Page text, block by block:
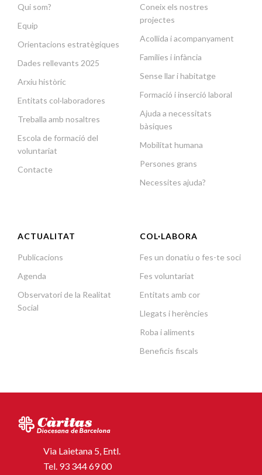
Qui som?
Equip
Orientacions estratègiques
Dades rellevants 2025
Arxiu històric
Entitats col·laboradores
Treballa amb nosaltres
Escola de formació del
voluntariat
Contacte
Coneix els nostres
projectes
Acollida i acompanyament
Famílies i infància
Sense llar i habitatge
Formació i inserció laboral
Ajuda a necessitats
bàsiques
Mobilitat humana
Persones grans
Necessites ajuda?
ACTUALITAT
Publicacions
Agenda
Observatori de la Realitat
Social
COL·LABORA
Fes un donatiu o fes-te soci
Fes voluntariat
Entitats amb cor
Llegats i herències
Roba i aliments
Beneficis fiscals
Via Laietana 5, Entl.
Tel. 93 344 69 00